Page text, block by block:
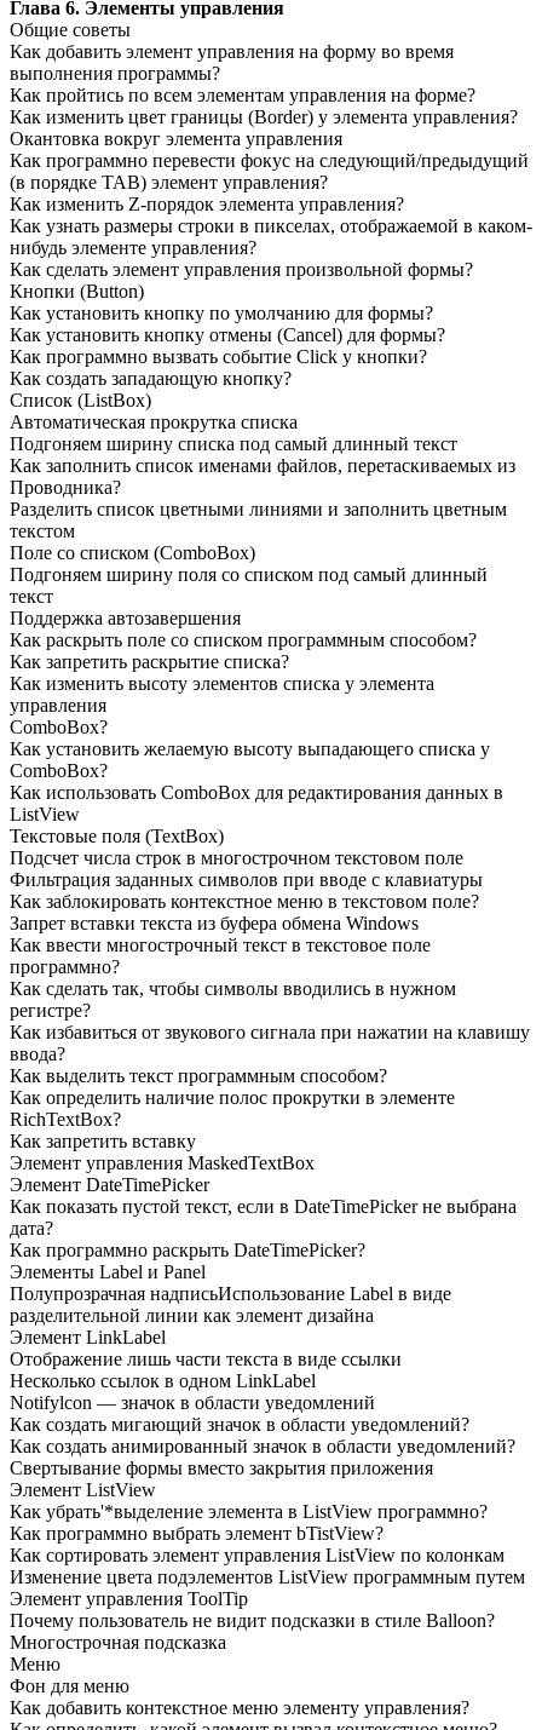
Глава 6. Элементы управления
Общие советы
Как добавить элемент управления на форму во время
выполнения программы?
Как пройтись по всем элементам управления на форме?
Как изменить цвет границы (Border) у элемента управления?
Окантовка вокруг элемента управления
Как программно перевести фокус на следующий/предыдущий
(в порядке TAB) элемент управления?
Как изменить Z-порядок элемента управления?
Как узнать размеры строки в пикселах, отображаемой в каком-
нибудь элементе управления?
Как сделать элемент управления произвольной формы?
Кнопки (Button)
Как установить кнопку по умолчанию для формы?
Как установить кнопку отмены (Cancel) для формы?
Как программно вызвать событие Click у кнопки?
Как создать западающую кнопку?
Список (ListBox)
Автоматическая прокрутка списка
Подгоняем ширину списка под самый длинный текст
Как заполнить список именами файлов, перетаскиваемых из
Проводника?
Разделить список цветными линиями и заполнить цветным
текстом
Поле со списком (ComboBox)
Подгоняем ширину поля со списком под самый длинный
текст
Поддержка автозавершения
Как раскрыть поле со списком программным способом?
Как запретить раскрытие списка?
Как изменить высоту элементов списка у элемента
управления
ComboBox?
Как установить желаемую высоту выпадающего списка у
ComboBox?
Как использовать ComboBox для редактирования данных в
ListView
Текстовые поля (TextBox)
Подсчет числа строк в многострочном текстовом поле
Фильтрация заданных символов при вводе с клавиатуры
Как заблокировать контекстное меню в текстовом поле?
Запрет вставки текста из буфера обмена Windows
Как ввести многострочный текст в текстовое поле
программно?
Как сделать так, чтобы символы вводились в нужном
регистре?
Как избавиться от звукового сигнала при нажатии на клавишу
ввода?
Как выделить текст программным способом?
Как определить наличие полос прокрутки в элементе
RichTextBox?
Как запретить вставку
Элемент управления MaskedTextBox
Элемент DateTimePicker
Как показать пустой текст, если в DateTimePicker не выбрана
дата?
Как программно раскрыть DateTimePicker?
Элементы Label и Panel
Полупрозрачная надписьИспользование Label в виде
разделительной линии как элемент дизайна
Элемент LinkLabel
Отображение лишь части текста в виде ссылки
Несколько ссылок в одном LinkLabel
Notifylcon — значок в области уведомлений
Как создать мигающий значок в области уведомлений?
Как создать анимированный значок в области уведомлений?
Свертывание формы вместо закрытия приложения
Элемент ListView
Как убрать'*выделение элемента в ListView программно?
Как программно выбрать элемент bTistView?
Как сортировать элемент управления ListView по колонкам
Изменение цвета подэлементов ListView программным путем
Элемент управления ToolTip
Почему пользователь не видит подсказки в стиле Balloon?
Многострочная подсказка
Меню
Фон для меню
Как добавить контекстное меню элементу управления?